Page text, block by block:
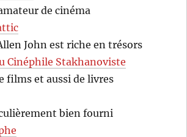
de cinéma
John est riche en trésors
Cinéphile Stakhanoviste
films et aussi de livres
bien fourni